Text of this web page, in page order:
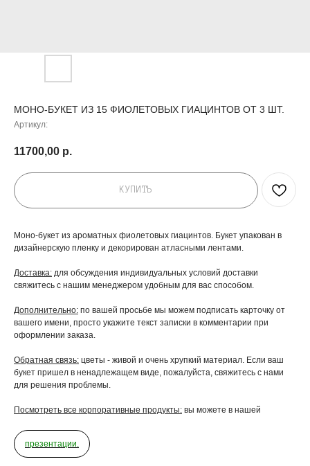
МОНО-БУКЕТ ИЗ 15 ФИОЛЕТОВЫХ ГИАЦИНТОВ ОТ 3 ШТ.
Артикул:
11700,00 р.
КУПИТЬ
Моно-букет из ароматных фиолетовых гиацинтов. Букет упакован в
дизайнерскую пленку и декорирован атласными лентами.
Доставка: для обсуждения индивидуальных условий доставки
свяжитесь с нашим менеджером удобным для вас способом.
Дополнительно: по вашей просьбе мы можем подписать карточку от
вашего имени, просто укажите текст записки в комментарии при
оформлении заказа.
Обратная связь: цветы - живой и очень хрупкий материал. Если ваш
букет пришел в ненадлежащем виде, пожалуйста, свяжитесь с нами
для решения проблемы.
Посмотреть все корпоративные продукты: вы можете в нашей
презентации.
ДОБАВЬТЕ ПОДАРОК